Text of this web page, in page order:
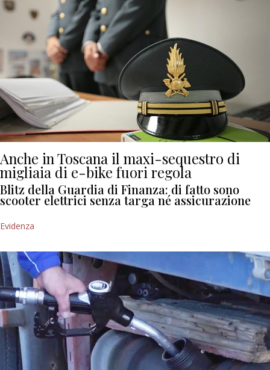
Anche in Toscana il maxi-sequestro di
migliaia di e-bike fuori regola
Blitz della Guardia di Finanza: di fatto sono
scooter elettrici senza targa né assicurazione
Evidenza